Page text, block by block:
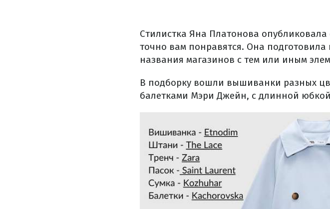
Стилистка Яна Платонова
точно вам понравятся. Она
названия магазинов с тем или иным
В подборку вошли вышиванки разных
балетками Мэри Джейн, с длинной